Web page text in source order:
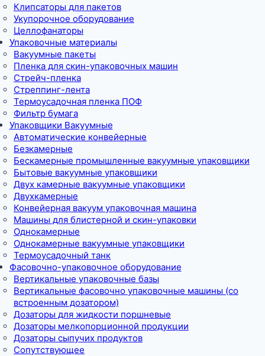
Клипсаторы для пакетов
Укупорочное оборудование
Целлофанаторы
Упаковочные материалы
Вакуумные пакеты
Пленка для скин-упаковочных машин
Стрейч-пленка
Стреппинг-лента
Термоусадочная пленка ПОФ
Фильтр бумага
Упаковщики Вакуумные
Автоматические конвейерные
Безкамерные
Бескамерные промышленные вакуумные упаковщики
Бытовые вакуумные упаковщики
Двух камерные вакуумные упаковщики
Двухкамерные
Конвейерная вакуум упаковочная машина
Машины для блистерной и скин-упаковки
Однокамерные
Однокамерные вакуумные упаковщики
Термоусадочный танк
Фасовочно-упаковочное оборудование
Вертикальные упаковочные базы
Вертикальные фасовочно упаковочные машины (со
встроенным дозатором)
Дозаторы для жидкости поршневые
Дозаторы мелкопорционной продукции
Дозаторы сыпучих продуктов
Сопутствующее